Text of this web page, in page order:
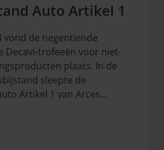
Auto Artikel 1
vond de negentiende
Decavi-trofeeën voor niet-
plaats. In de
sleepte de
Artikel 1 van Arces...